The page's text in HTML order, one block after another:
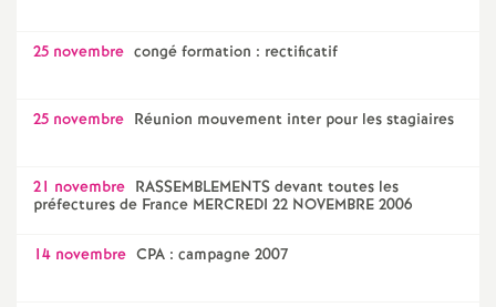
25 novembre congé formation : rectificatif
25 novembre Réunion mouvement inter pour les stagiaires
21 novembre RASSEMBLEMENTS devant toutes les
préfectures de France MERCREDI 22 NOVEMBRE 2006
14 novembre CPA : campagne 2007